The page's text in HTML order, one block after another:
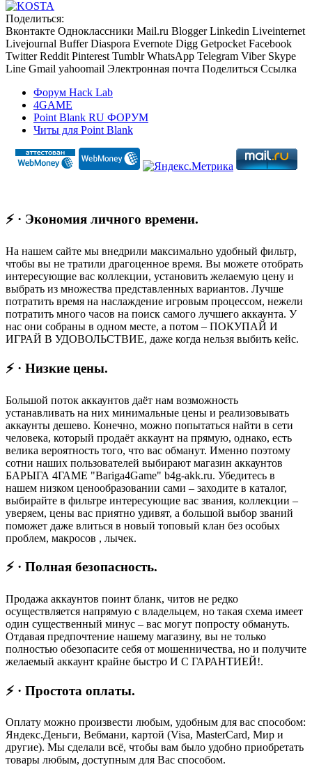
Поделиться:
Вконтакте Одноклассники Mail.ru Blogger Linkedin Liveinternet
Livejournal Buffer Diaspora Evernote Digg Getpocket Facebook
Twitter Reddit Pinterest Tumblr WhatsApp Telegram Viber Skype
Line Gmail yahoomail Электронная почта Поделиться Ссылка
Форум Hack Lab
4GAME
Point Blank RU ФОРУМ
Читы для Point Blank
⚡ · Экономия личного времени.
На нашем сайте мы внедрили максимально удобный фильтр,
чтобы вы не тратили драгоценное время. Вы можете отобрать
интересующие вас коллекции, установить желаемую цену и
выбрать из множества представленных вариантов. Лучше
потратить время на наслаждение игровым процессом, нежели
потратить много часов на поиск самого лучшего аккаунта. У
нас они собраны в одном месте, а потом – ПОКУПАЙ И
ИГРАЙ В УДОВОЛЬСТВИЕ, даже когда нельзя выбить кейс.
⚡ · Низкие цены.
Большой поток аккаунтов даёт нам возможность
устанавливать на них минимальные цены и реализовывать
аккаунты дешево. Конечно, можно попытаться найти в сети
человека, который продаёт аккаунт на прямую, однако, есть
велика вероятность того, что вас обманут. Именно поэтому
сотни наших пользователей выбирают магазин аккаунтов
БАРЫГА 4ГАМЕ "Bariga4Game" b4g-akk.ru. Убедитесь в
нашем низком ценообразовании сами – заходите в каталог,
выбирайте в фильтре интересующие вас звания, коллекции –
уверяем, цены вас приятно удивят, а большой выбор званий
поможет даже влиться в новый топовый клан без особых
проблем, макросов , лычек.
⚡ · Полная безопасность.
Продажа аккаунтов поинт бланк, читов не редко
осуществляется напрямую с владельцем, но такая схема имеет
один существенный минус – вас могут попросту обмануть.
Отдавая предпочтение нашему магазину, вы не только
полностью обезопасите себя от мошенничества, но и получите
желаемый аккаунт крайне быстро И С ГАРАНТИЕЙ!.
⚡ · Простота оплаты.
Оплату можно произвести любым, удобным для вас способом:
Яндекс.Деньги, Вебмани, картой (Visa, MasterCard, Мир и
другие). Мы сделали всё, чтобы вам было удобно приобретать
товары любым, доступным для Вас способом.